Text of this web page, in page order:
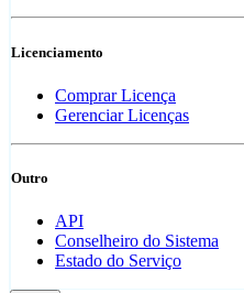
Licenciamento
Comprar Licença
Gerenciar Licenças
Outro
API
Conselheiro do Sistema
Estado do Serviço